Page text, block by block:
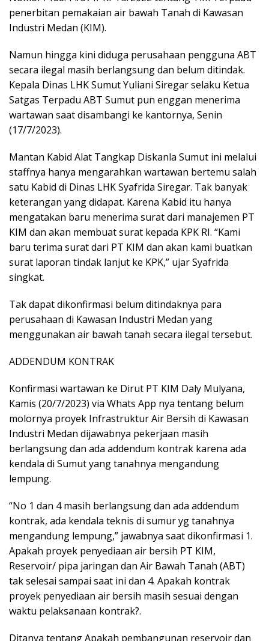
penerbitan pemakaian air bawah Tanah di Kawasan
Industri Medan (KIM).
Namun hingga kini diduga perusahaan pengguna ABT
secara ilegal masih berlangsung dan belum ditindak.
Kepala Dinas LHK Sumut Yuliani Siregar selaku Ketua
Satgas Terpadu ABT Sumut pun enggan menerima
wartawan saat disambangi ke kantornya, Senin
(17/7/2023).
Mantan Kabid Alat Tangkap Diskanla Sumut ini melalui
staffnya hanya mengarahkan wartawan bertemu salah
satu Kabid di Dinas LHK Syafrida Siregar. Tak banyak
keterangan yang didapat. Karena Kabid itu hanya
mengatakan baru menerima surat dari manajemen PT
KIM dan akan membuat surat kepada KPK RI. “Kami
baru terima surat dari PT KIM dan akan kami buatkan
surat laporan tindak lanjut ke KPK,” ujar Syafrida
singkat.
Tak dapat dikonfirmasi belum ditindaknya para
perusahaan di Kawasan Industri Medan yang
menggunakan air bawah tanah secara ilegal tersebut.
ADDENDUM KONTRAK
Konfirmasi wartawan ke Dirut PT KIM Daly Mulyana,
Kamis (20/7/2023) via Whats App nya tentang belum
molornya proyek Infrastruktur Air Bersih di Kawasan
Industri Medan dijawabnya pekerjaan masih
berlangsung dan ada addendum kontrak karena ada
kendala di Sumut yang tanahnya mengandung
lempung.
“No 1 dan 4 masih berlangsung dan ada addendum
kontrak, ada kendala teknis di sumur yg tanahnya
mengandung lempung,” jawabnya saat dikonfirmasi 1.
Apakah proyek penyediaan air bersih PT KIM,
Reservoir/ pipa jaringan dan Air Bawah Tanah (ABT)
tak selesai sampai saat ini dan 4. Apakah kontrak
proyek penyediaan air bersih masih sesuai dengan
waktu pelaksanaan kontrak?.
Ditanya tentang Apakah pembangunan reservoir dan